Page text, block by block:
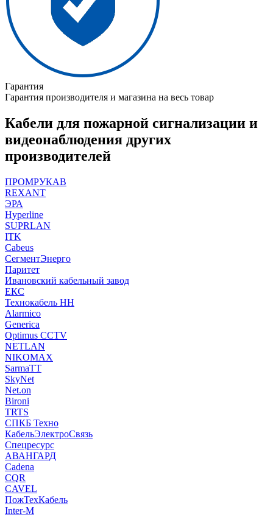
Гарантия
Гарантия производителя и магазина на весь товар
Кабели для пожарной сигнализации и
видеонаблюдения других
производителей
ПРОМРУКАВ
REXANT
ЭРА
Hyperline
SUPRLAN
ITK
Cabeus
СегментЭнерго
Паритет
Ивановский кабельный завод
ЕКС
Технокабель НН
Alarmico
Generica
Optimus CCTV
NETLAN
NIKOMAX
SarmaTT
SkyNet
Net.on
Bironi
TRTS
СПКБ Техно
КабельЭлектроСвязь
Спецресурс
АВАНГАРД
Cadena
CQR
CAVEL
ПожТехКабель
Inter-M